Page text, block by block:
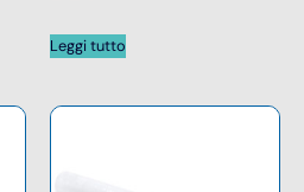
Leggi tutto